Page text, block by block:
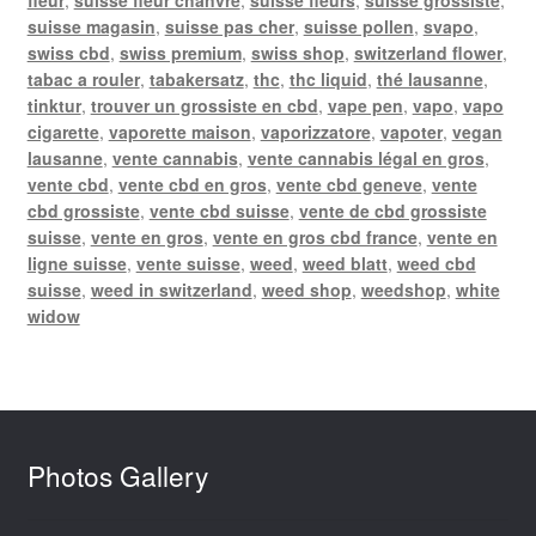
suisse magasin, suisse pas cher, suisse pollen, svapo,
swiss cbd, swiss premium, swiss shop, switzerland flower,
tabac a rouler, tabakersatz, thc, thc liquid, thé lausanne,
tinktur, trouver un grossiste en cbd, vape pen, vapo, vapo
cigarette, vaporette maison, vaporizzatore, vapoter, vegan
lausanne, vente cannabis, vente cannabis légal en gros,
vente cbd, vente cbd en gros, vente cbd geneve, vente
cbd grossiste, vente cbd suisse, vente de cbd grossiste
suisse, vente en gros, vente en gros cbd france, vente en
ligne suisse, vente suisse, weed, weed blatt, weed cbd
suisse, weed in switzerland, weed shop, weedshop, white
widow
Photos Gallery